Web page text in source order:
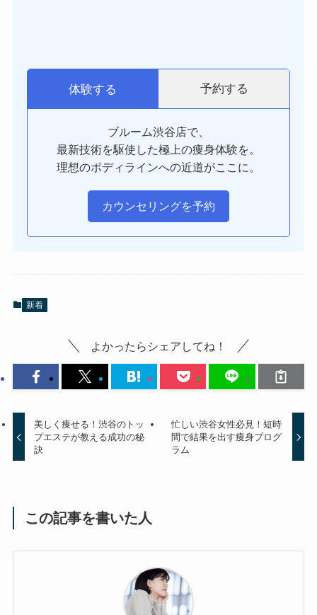
体験する 予約する
ブルーム渋谷店で、
最新技術を駆使した極上の痩身体験を。
理想のボディラインへの近道がここに。
カウンセリングを予約
新着
よかったらシェアしてね！
美しく痩せる！渋谷のトッ
プエステが教える成功の秘
訣
忙しい渋谷女性必見！短時
間で結果を出す痩身プログ
ラム
この記事を書いた人